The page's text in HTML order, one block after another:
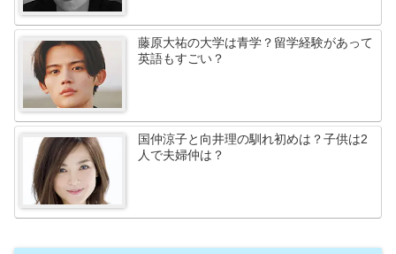
藤原大祐の大学は青学？留学経験があって
英語もすごい？
国仲涼子と向井理の馴れ初めは？子供は2
人で夫婦仲は？